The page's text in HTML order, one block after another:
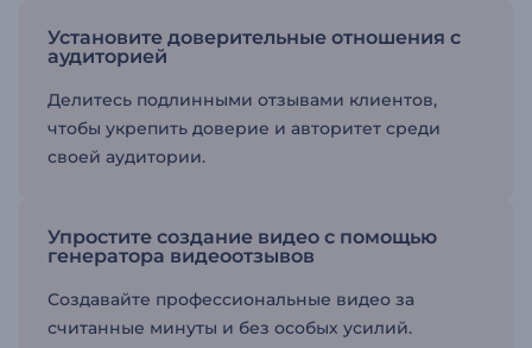
Установите доверительные отношения с
аудиторией
Делитесь подлинными отзывами клиентов,
чтобы укрепить доверие и авторитет среди
своей аудитории.
Упростите создание видео с помощью
генератора видеоотзывов
Создавайте профессиональные видео за
считанные минуты и без особых усилий.